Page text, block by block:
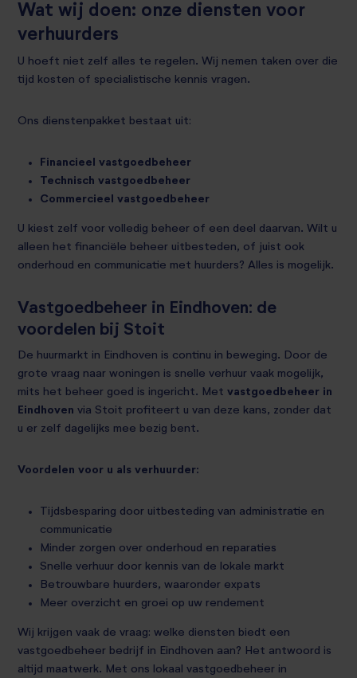
Wat wij doen: onze diensten voor
verhuurders
U hoeft niet zelf alles te regelen. Wij nemen taken over die
tijd kosten of specialistische kennis vragen.
Ons dienstenpakket bestaat uit:
Financieel vastgoedbeheer
Technisch vastgoedbeheer
Commercieel vastgoedbeheer
U kiest zelf voor volledig beheer of een deel daarvan. Wilt u
alleen het financiële beheer uitbesteden, of juist ook
onderhoud en communicatie met huurders? Alles is mogelijk.
Vastgoedbeheer in Eindhoven: de
voordelen bij Stoit
De huurmarkt in Eindhoven is continu in beweging. Door de
grote vraag naar woningen is snelle verhuur vaak mogelijk,
mits het beheer goed is ingericht. Met vastgoedbeheer in
Eindhoven via Stoit profiteert u van deze kans, zonder dat
u er zelf dagelijks mee bezig bent.
Voordelen voor u als verhuurder:
Tijdsbesparing door uitbesteding van administratie en
communicatie
Minder zorgen over onderhoud en reparaties
Snelle verhuur door kennis van de lokale markt
Betrouwbare huurders, waaronder expats
Meer overzicht en groei op uw rendement
Wij krijgen vaak de vraag: welke diensten biedt een
vastgoedbeheer bedrijf in Eindhoven aan? Het antwoord is
altijd maatwerk. Met ons lokaal vastgoedbeheer in